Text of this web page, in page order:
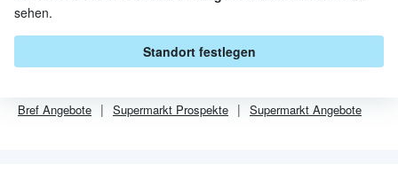
sehen.
Standort festlegen
BREF ANGEBOTE IN BERLIN
VonBrefsind in Berlin leider alle Angebebote abgelaufen.
Bref Angebote Supermarkt Prospekte Supermarkt Angebote